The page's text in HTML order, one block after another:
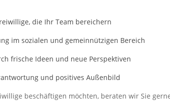
die Ihr Team bereichern
im sozialen und gemeinnützigen Bereich
frische Ideen und neue Perspektiven
und positives Außenbild
beschäftigen möchten, beraten wir Sie